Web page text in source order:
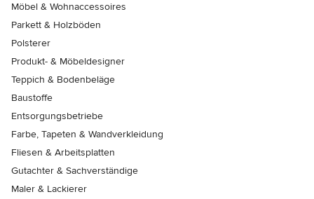
Möbel & Wohnaccessoires
Parkett & Holzböden
Polsterer
Produkt- & Möbeldesigner
Teppich & Bodenbeläge
Baustoffe
Entsorgungsbetriebe
Farbe, Tapeten & Wandverkleidung
Fliesen & Arbeitsplatten
Gutachter & Sachverständige
Maler & Lackierer